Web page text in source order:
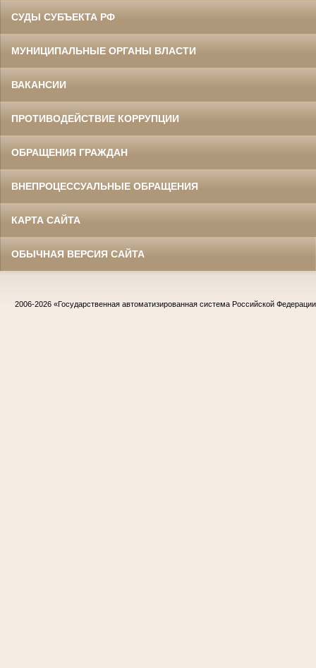
СУДЫ СУБЪЕКТА РФ
МУНИЦИПАЛЬНЫЕ ОРГАНЫ ВЛАСТИ
ВАКАНСИИ
ПРОТИВОДЕЙСТВИЕ КОРРУПЦИИ
ОБРАЩЕНИЯ ГРАЖДАН
ВНЕПРОЦЕССУАЛЬНЫЕ ОБРАЩЕНИЯ
КАРТА САЙТА
ОБЫЧНАЯ ВЕРСИЯ САЙТА
2006-2026 «Государственная автоматизированная система Российской